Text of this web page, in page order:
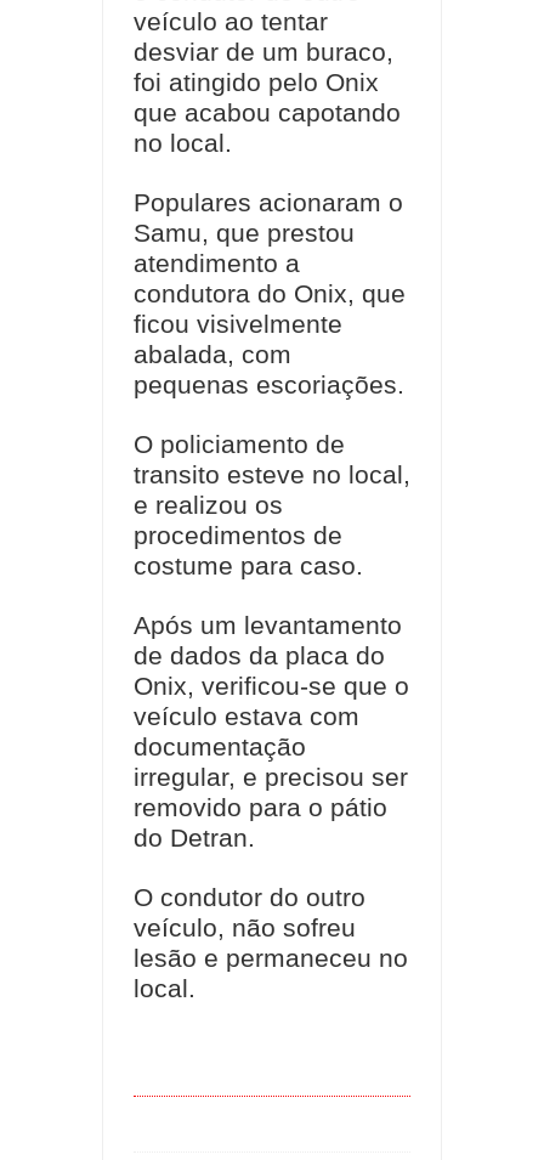
veículo ao tentar
desviar de um buraco,
foi atingido pelo Onix
que acabou capotando
no local.
Populares acionaram o
Samu, que prestou
atendimento a
condutora do Onix, que
ficou visivelmente
abalada, com
pequenas escoriações.
O policiamento de
transito esteve no local,
e realizou os
procedimentos de
costume para caso.
Após um levantamento
de dados da placa do
Onix, verificou-se que o
veículo estava com
documentação
irregular, e precisou ser
removido para o pátio
do Detran.
O condutor do outro
veículo, não sofreu
lesão e permaneceu no
local.